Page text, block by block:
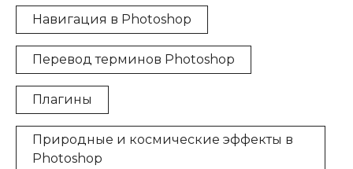
Навигация в Photoshop
Перевод терминов Photoshop
Плагины
Природные и космические эффекты в
Photoshop